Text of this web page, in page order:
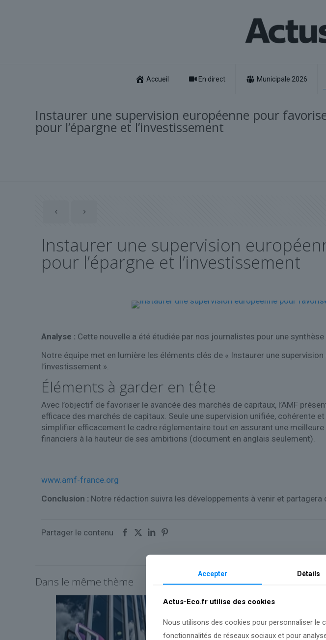
Accueil En direct Municipale 2026
Instaurer une supervision européenne pour
pour l’épargne et l’investissement
Instaurer une supervision
pour l’épargne et l’investissement
Analyse : Cette nouvelle a été étudiée par nos journalistes pour une synthèse
Notre équipe met en lumière les éléments clés de « Instaurer une
l’investissement ».
Éléments à garder en tête
Avec l’objectif de favoriser le avancée des marchés de capitaux, l’AMF
efficace des marchés de capitaux. Seule une supervision unifiée, cohérente
simplifier efficacement le cadre réglementaire tout en assurant une
financiers à la hauteur de ses ambitions (document en anglais seulement).
www.amf-france.org
Conclusion : Notre rédaction suivra les développements à venir et partagera
Partager le contenu
Dans le même thème
Accepter Détails
Actus-Eco.fr utilise des cookies
Nous utilisons des cookies pour personnaliser le
fonctionnalités de réseaux sociaux et pour